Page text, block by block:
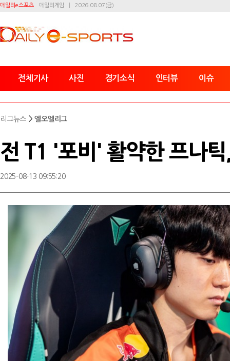
데일리e스포츠 데일리게임 2026.08.07(금)
전체기사 사진 경기소식 인터뷰 이슈
리그뉴스 >엘오엘리그
전 T1 '포비' 활약한 프나
2025-08-13 09:55:20